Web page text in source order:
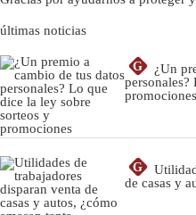
últimas noticias
G
¿Un
personales?
promociones
G
de casas y